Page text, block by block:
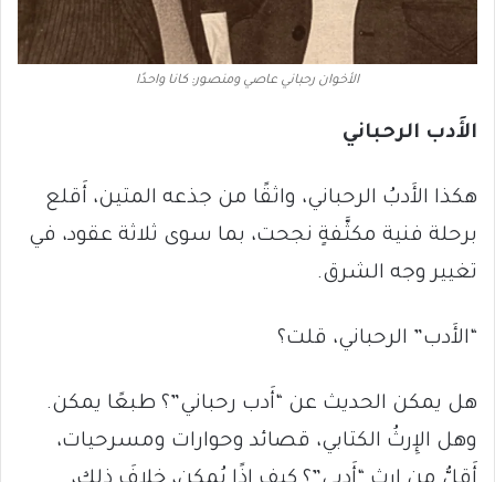
الأخوان رحباني عاصي ومنصور: كانا واحدًا
الأَدب الرحباني
هكذا الأَدبُ الرحباني، واثقًا من جذعه المتين، أَقلع
برحلة فنية مكثَّفةٍ نجحت، بما سوى ثلاثة عقود، في
تغيير وجه الشرق.
“الأَدب” الرحباني، قلت؟
هل يمكن الحديث عن “أَدب رحباني”؟ طبعًا يمكن.
وهل الإِرثُ الكتابي، قصائد وحوارات ومسرحيات،